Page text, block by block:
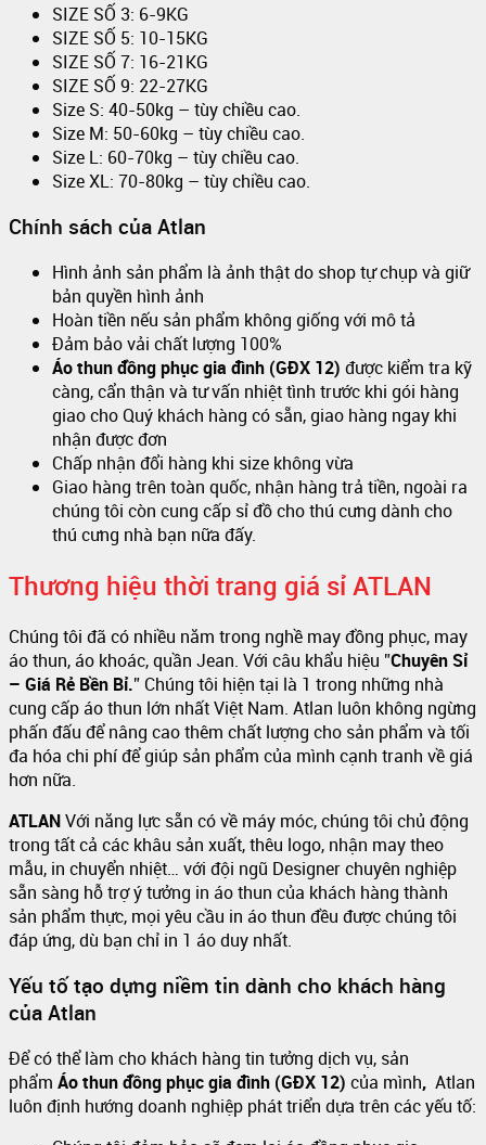
SIZE SỐ 3: 6-9KG
SIZE SỐ 5: 10-15KG
SIZE SỐ 7: 16-21KG
SIZE SỐ 9: 22-27KG
Size S: 40-50kg – tùy chiều cao.
Size M: 50-60kg – tùy chiều cao.
Size L: 60-70kg – tùy chiều cao.
Size XL: 70-80kg – tùy chiều cao.
Chính sách của Atlan
Hình ảnh sản phẩm là ảnh thật do shop tự chụp và giữ
bản quyền hình ảnh
Hoàn tiền nếu sản phẩm không giống với mô tả
Đảm bảo vải chất lượng 100%
Áo thun đồng phục gia đình (GĐX 12) được kiểm tra kỹ
càng, cẩn thận và tư vấn nhiệt tình trước khi gói hàng
giao cho Quý khách hàng có sẵn, giao hàng ngay khi
nhận được đơn
Chấp nhận đổi hàng khi size không vừa
Giao hàng trên toàn quốc, nhận hàng trả tiền, ngoài ra
chúng tôi còn cung cấp sỉ đồ cho thú cưng dành cho
thú cưng nhà bạn nữa đấy.
Thương hiệu thời trang giá sỉ ATLAN
Chúng tôi đã có nhiều năm trong nghề may đồng phục, may
áo thun, áo khoác, quần Jean. Với câu khẩu hiệu ”Chuyên Sỉ
– Giá Rẻ Bền Bỉ.” Chúng tôi hiện tại là 1 trong những nhà
cung cấp áo thun lớn nhất Việt Nam. Atlan luôn không ngừng
phấn đấu để nâng cao thêm chất lượng cho sản phẩm và tối
đa hóa chi phí để giúp sản phẩm của mình cạnh tranh về giá
hơn nữa.
ATLANVới năng lực sẵn có về máy móc, chúng tôi chủ động
trong tất cả các khâu sản xuất, thêu logo, nhận may theo
mẫu, in chuyển nhiệt… với đội ngũ Designer chuyên nghiệp
sẵn sàng hỗ trợ ý tưởng in áo thun của khách hàng thành
sản phẩm thực, mọi yêu cầu in áo thun đều được chúng tôi
đáp ứng, dù bạn chỉ in 1 áo duy nhất.
Yếu tố tạo dựng niềm tin dành cho khách hàng
của Atlan
Để có thể làm cho khách hàng tin tưởng dịch vụ, sản
phẩm Áo thun đồng phục gia đình (GĐX 12) của mình, Atlan
luôn định hướng doanh nghiệp phát triển dựa trên các yếu tố: